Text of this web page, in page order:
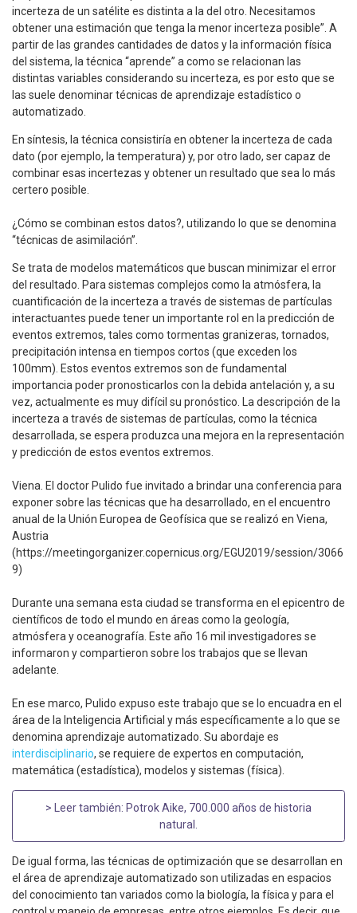
incerteza de un satélite es distinta a la del otro. Necesitamos
obtener una estimación que tenga la menor incerteza posible”. A
partir de las grandes cantidades de datos y la información física
del sistema, la técnica “aprende” a como se relacionan las
distintas variables considerando su incerteza, es por esto que se
las suele denominar técnicas de aprendizaje estadístico o
automatizado.
En síntesis, la técnica consistiría en obtener la incerteza de cada
dato (por ejemplo, la temperatura) y, por otro lado, ser capaz de
combinar esas incertezas y obtener un resultado que sea lo más
certero posible.
¿Cómo se combinan estos datos?, utilizando lo que se denomina
“técnicas de asimilación”.
Se trata de modelos matemáticos que buscan minimizar el error
del resultado. Para sistemas complejos como la atmósfera, la
cuantificación de la incerteza a través de sistemas de partículas
interactuantes puede tener un importante rol en la predicción de
eventos extremos, tales como tormentas granizeras, tornados,
precipitación intensa en tiempos cortos (que exceden los
100mm). Estos eventos extremos son de fundamental
importancia poder pronosticarlos con la debida antelación y, a su
vez, actualmente es muy difícil su pronóstico. La descripción de la
incerteza a través de sistemas de partículas, como la técnica
desarrollada, se espera produzca una mejora en la representación
y predicción de estos eventos extremos.
Viena. El doctor Pulido fue invitado a brindar una conferencia para
exponer sobre las técnicas que ha desarrollado, en el encuentro
anual de la Unión Europea de Geofísica que se realizó en Viena,
Austria
(https://meetingorganizer.copernicus.org/EGU2019/session/3066
9)
Durante una semana esta ciudad se transforma en el epicentro de
científicos de todo el mundo en áreas como la geología,
atmósfera y oceanografía. Este año 16 mil investigadores se
informaron y compartieron sobre los trabajos que se llevan
adelante.
En ese marco, Pulido expuso este trabajo que se lo encuadra en el
área de la Inteligencia Artificial y más específicamente a lo que se
denomina aprendizaje automatizado. Su abordaje es
interdisciplinario, se requiere de expertos en computación,
matemática (estadística), modelos y sistemas (física).
> Leer también: Potrok Aike, 700.000 años de historia
natural
De igual forma, las técnicas de optimización que se desarrollan en
el área de aprendizaje automatizado son utilizadas en espacios
del conocimiento tan variados como la biología, la física y para el